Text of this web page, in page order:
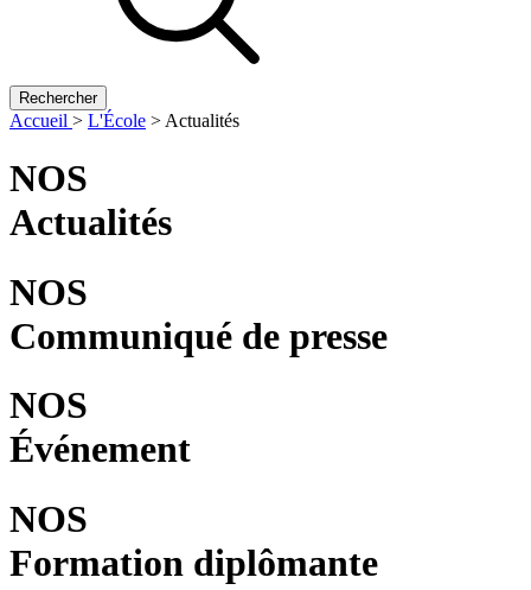
Rechercher
Accueil > L'École > Actualités
NOS
Actualités
NOS
Communiqué de presse
NOS
Événement
NOS
Formation diplômante